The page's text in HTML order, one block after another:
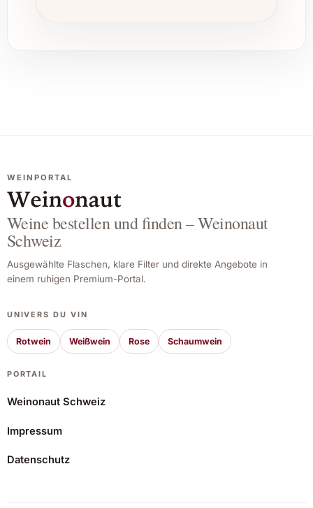
WEINPORTAL
Weine bestellen und finden – Weinonaut
Schweiz
Ausgewählte Flaschen, klare Filter und direkte Angebote in
einem ruhigen Premium-Portal.
UNIVERS DU VIN
Rotwein Weißwein Rose Schaumwein
PORTAIL
Weinonaut Schweiz
Impressum
Datenschutz